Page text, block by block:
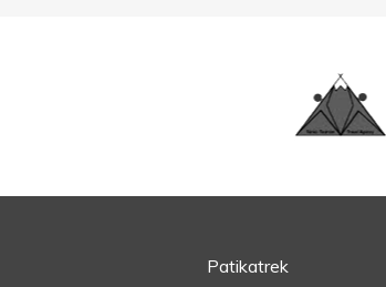
Patikatrek